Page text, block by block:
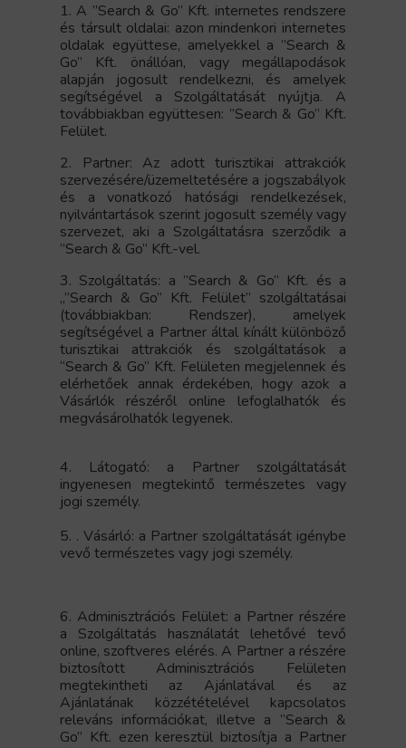
1. A ”Search & Go” Kft. internetes rendszere
és társult oldalai: azon mindenkori internetes
oldalak együttese, amelyekkel a ”Search &
Go” Kft. önállóan, vagy megállapodások
alapján jogosult rendelkezni, és amelyek
segítségével a Szolgáltatását nyújtja. A
továbbiakban együttesen: ”Search & Go” Kft.
Felület.
2. Partner: Az adott turisztikai attrakciók
szervezésére/üzemeltetésére a jogszabályok
és a vonatkozó hatósági rendelkezések,
nyilvántartások szerint jogosult személy vagy
szervezet, aki a Szolgáltatásra szerződik a
”Search & Go” Kft.-vel.
3. Szolgáltatás: a ”Search & Go” Kft. és a
„”Search & Go” Kft. Felület” szolgáltatásai
(továbbiakban: Rendszer), amelyek
segítségével a Partner által kínált különböző
turisztikai attrakciók és szolgáltatások a
“Search & Go” Kft. Felületen megjelennek és
elérhetőek annak érdekében, hogy azok a
Vásárlók részéről online lefoglalhatók és
megvásárolhatók legyenek.
4. Látogató: a Partner szolgáltatását
ingyenesen megtekintő természetes vagy
jogi személy.
5. . Vásárló: a Partner szolgáltatását igénybe
vevő természetes vagy jogi személy.
6. Adminisztrációs Felület: a Partner részére
a Szolgáltatás használatát lehetővé tevő
online, szoftveres elérés. A Partner a részére
biztosított Adminisztrációs Felületen
megtekintheti az Ajánlatával és az
Ajánlatának közzétételével kapcsolatos
releváns információkat, illetve a ”Search &
Go” Kft. ezen keresztül biztosítja a Partner